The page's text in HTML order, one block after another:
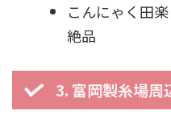
こんにゃく田
絶品
3. 富岡製糸場周